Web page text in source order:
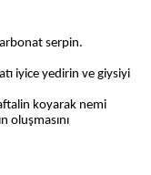
serpin.
iyice yedirin ve giysiyi
koyarak nemi
oluşmasını